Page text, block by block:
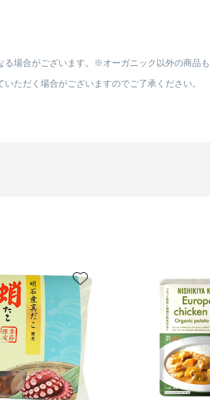
場合がございます。※オーガニック以外の商品
ただく場合がございますのでご了承ください。